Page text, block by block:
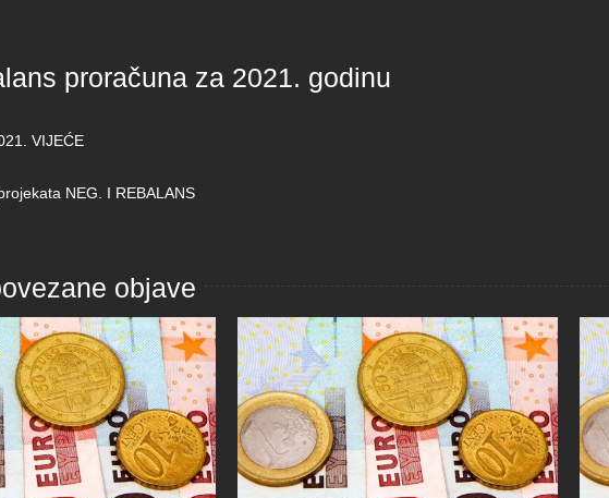
proračuna za 2021. godinu
VIJEĆE
NEG. I REBALANS
objave